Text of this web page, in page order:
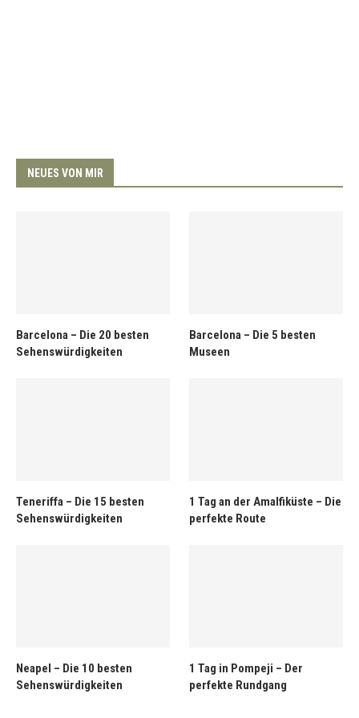
NEUES VON MIR
Barcelona – Die 20 besten
Sehenswürdigkeiten
Barcelona – Die 5 besten
Museen
Teneriffa – Die 15 besten
Sehenswürdigkeiten
1 Tag an der Amalfiküste – Die
perfekte Route
Neapel – Die 10 besten
Sehenswürdigkeiten
1 Tag in Pompeji – Der
perfekte Rundgang